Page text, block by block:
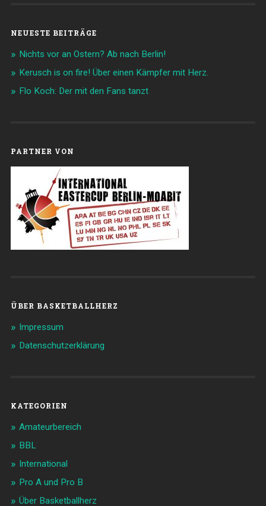
NEUESTE BEITRÄGE
Nichts vor an Ostern? Ab nach Berlin!
Kerusch is on fire! Über einen Kämpfer mit Herz.
Flo Koch: Der mit den Fans tanzt
PARTNER VON
ÜBER BASKETBALLHERZ
Impressum
Datenschutzerklärung
KATEGORIEN
Amateurbereich
BBL
International
Pro A und Pro B
Über Basketballherz